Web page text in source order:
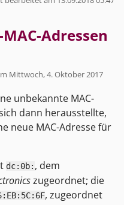
Adressen
Mittwoch, 4. Oktober 2017
unbekannte MAC-
dann herausstellte,
neue MAC-Adresse für
dc:0b: , dem
zugeordnet; die
, zugeordnet